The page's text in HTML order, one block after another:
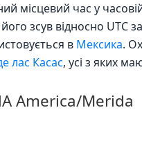
місцевий час у
його зсув відносно
в Мексика.
лас Касас, усі з яких
America/Merida